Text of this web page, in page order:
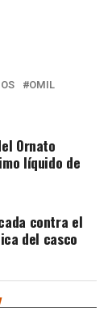
OMIL
Ornato
líquido de
contra el
del casco